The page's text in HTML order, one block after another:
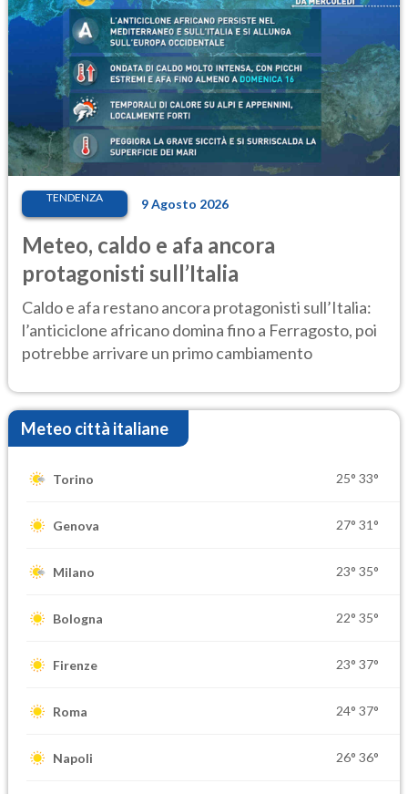
TENDENZA 9 Agosto 2026
Meteo, caldo e afa ancora
protagonisti sull’Italia
Caldo e afa restano ancora protagonisti sull’Italia:
l’anticiclone africano domina fino a Ferragosto, poi
potrebbe arrivare un primo cambiamento
Meteo città italiane
Torino 25° 33°
Genova 27° 31°
Milano 23° 35°
Bologna 22° 35°
Firenze 23° 37°
Roma 24° 37°
Napoli 26° 36°